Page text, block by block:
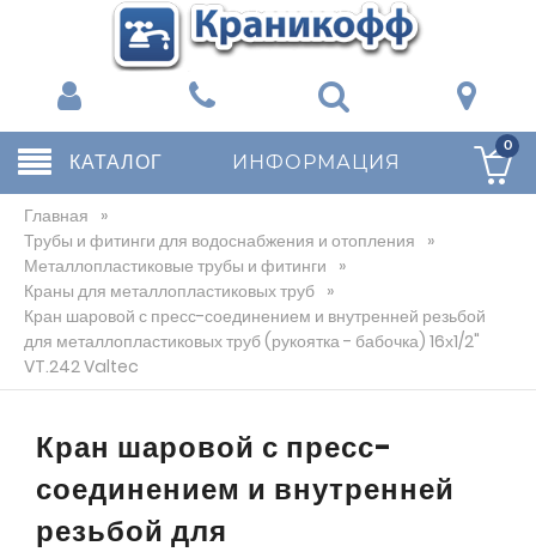
КАТАЛОГ ИНФОРМАЦИЯ
0
Главная »
Трубы и фитинги для водоснабжения и отопления »
Металлопластиковые трубы и фитинги »
Краны для металлопластиковых труб »
Кран шаровой с пресс-соединением и внутренней резьбой
для металлопластиковых труб (рукоятка - бабочка) 16х1/2"
VT.242 Valtec
Кран шаровой с пресс-
соединением и внутренней
резьбой для